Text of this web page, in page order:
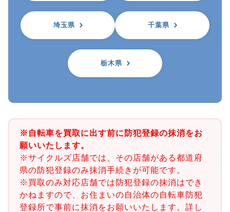
埼玉県 千葉県
栃木県
※自転車を買取に出す前に防犯登録の抹消をお
願いいたします。
※サイクルズ店舗では、その店舗がある都道府
県の防犯登録のみ抹消手続きが可能です。
※買取のみ対応店舗では防犯登録の抹消はでき
かねますので、お住まいの自治体の自転車防犯
登録所で事前に抹消をお願いいたします。詳し